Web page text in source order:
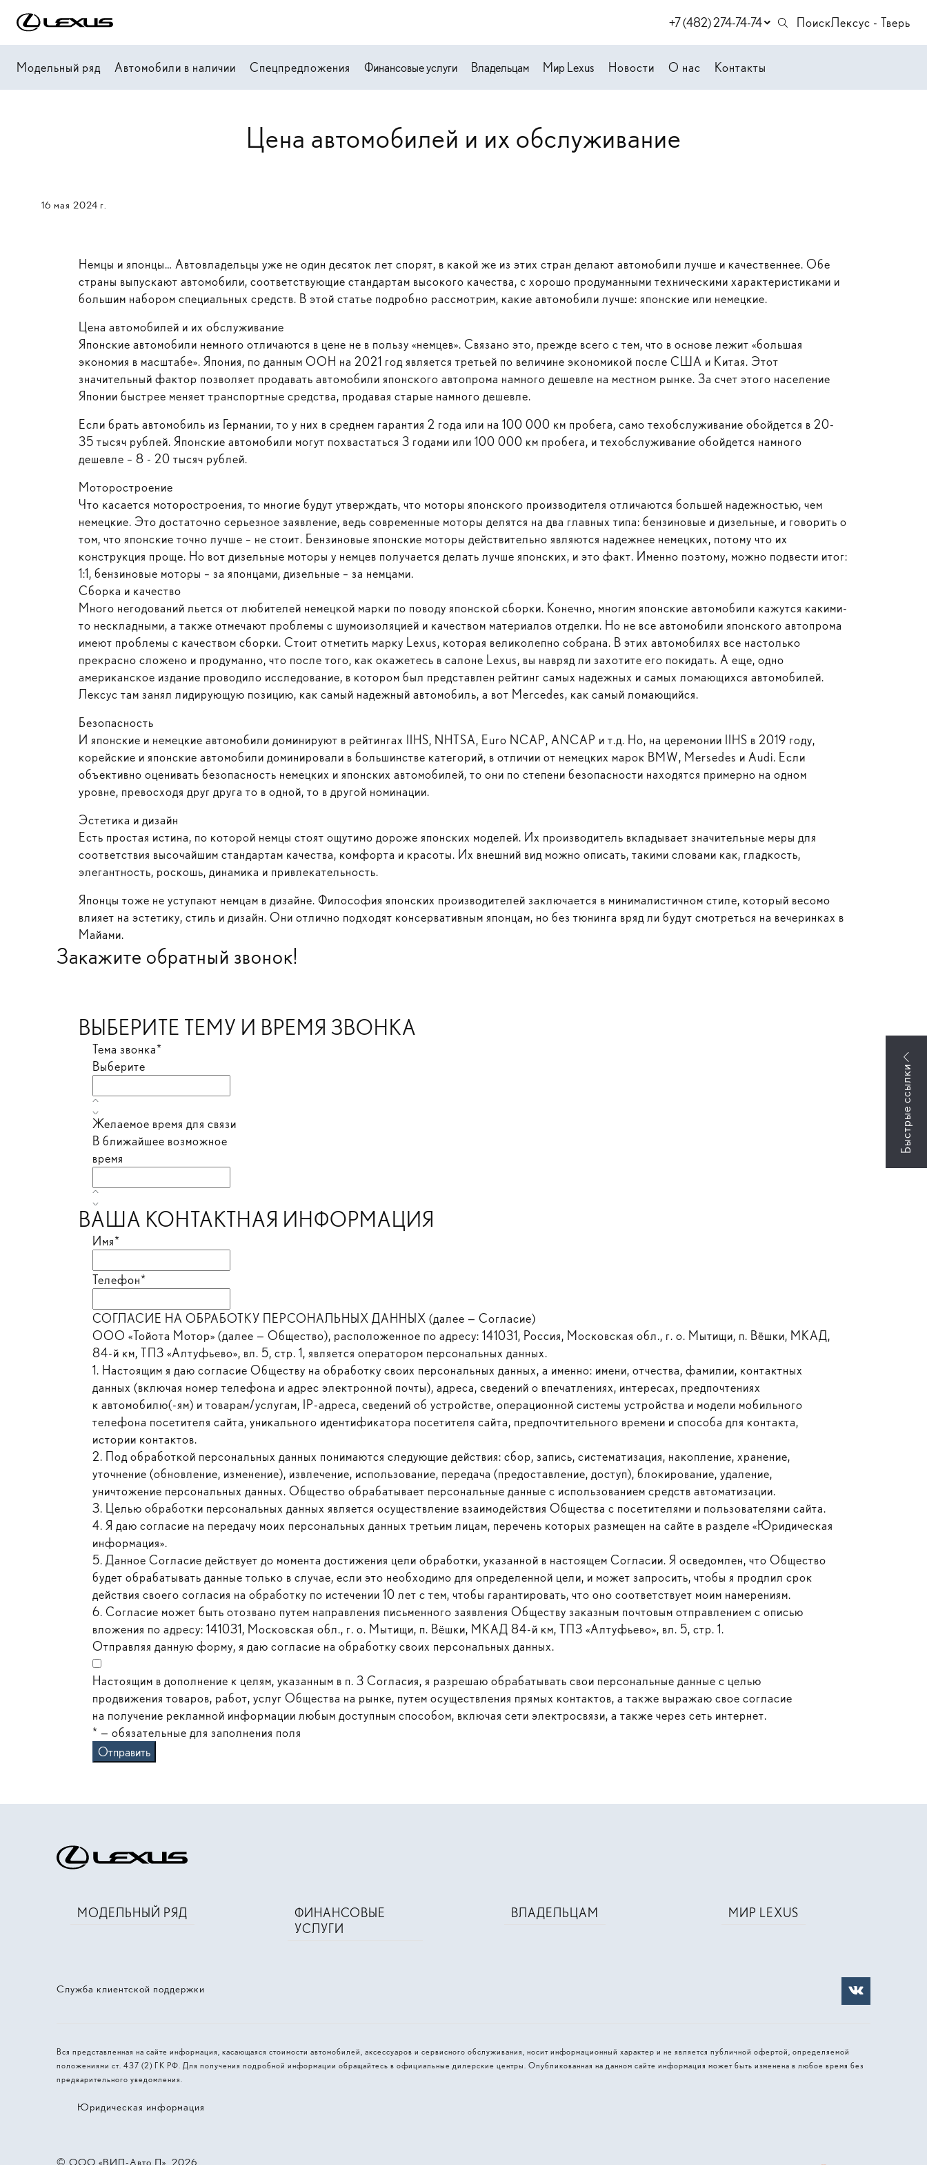
+7 (482) 274-74-74 ПоискЛексус - Тверь
Модельный ряд Автомобили в наличии Спецпредложения Финансовые услуги Владельцам Мир Lexus Новости О нас Контакты
Цена автомобилей и их обслуживание
16 мая 2024 г.
Немцы и японцы… Автовладельцы уже не один десяток лет спорят, в какой же из этих стран делают автомобили лучше и качественнее. Обе
страны выпускают автомобили, соответствующие стандартам высокого качества, с хорошо продуманными техническими характеристиками и
большим набором специальных средств. В этой статье подробно рассмотрим, какие автомобили лучше: японские или немецкие.
Цена автомобилей и их обслуживание
Японские автомобили немного отличаются в цене не в пользу «немцев». Связано это, прежде всего с тем, что в основе лежит «большая
экономия в масштабе». Япония, по данным ООН на 2021 год является третьей по величине экономикой после США и Китая. Этот
значительный фактор позволяет продавать автомобили японского автопрома намного дешевле на местном рынке. За счет этого население
Японии быстрее меняет транспортные средства, продавая старые намного дешевле.
Если брать автомобиль из Германии, то у них в среднем гарантия 2 года или на 100 000 км пробега, само техобслуживание обойдется в 20-
35 тысяч рублей. Японские автомобили могут похвастаться 3 годами или 100 000 км пробега, и техобслуживание обойдется намного
дешевле – 8 - 20 тысяч рублей.
Моторостроение
Что касается моторостроения, то многие будут утверждать, что моторы японского производителя отличаются большей надежностью, чем
немецкие. Это достаточно серьезное заявление, ведь современные моторы делятся на два главных типа: бензиновые и дизельные, и говорить о
том, что японские точно лучше – не стоит. Бензиновые японские моторы действительно являются надежнее немецких, потому что их
конструкция проще. Но вот дизельные моторы у немцев получается делать лучше японских, и это факт. Именно поэтому, можно подвести итог:
1:1, бензиновые моторы – за японцами, дизельные – за немцами.
Сборка и качество
Много негодований льется от любителей немецкой марки по поводу японской сборки. Конечно, многим японские автомобили кажутся какими-
то нескладными, а также отмечают проблемы с шумоизоляцией и качеством материалов отделки. Но не все автомобили японского автопрома
имеют проблемы с качеством сборки. Стоит отметить марку Lexus, которая великолепно собрана. В этих автомобилях все настолько
прекрасно сложено и продуманно, что после того, как окажетесь в салоне Lexus, вы навряд ли захотите его покидать. А еще, одно
американское издание проводило исследование, в котором был представлен рейтинг самых надежных и самых ломающихся автомобилей.
Лексус там занял лидирующую позицию, как самый надежный автомобиль, а вот Mercedes, как самый ломающийся.
Безопасность
И японские и немецкие автомобили доминируют в рейтингах IIHS, NHTSA, Euro NCAP, ANCAP и т.д. Но, на церемонии IIHS в 2019 году,
корейские и японские автомобили доминировали в большинстве категорий, в отличии от немецких марок BMW, Mersedes и Audi. Если
объективно оценивать безопасность немецких и японских автомобилей, то они по степени безопасности находятся примерно на одном
уровне, превосходя друг друга то в одной, то в другой номинации.
Эстетика и дизайн
Есть простая истина, по которой немцы стоят ощутимо дороже японских моделей. Их производитель вкладывает значительные меры для
соответствия высочайшим стандартам качества, комфорта и красоты. Их внешний вид можно описать, такими словами как, гладкость,
элегантность, роскошь, динамика и привлекательность.
Японцы тоже не уступают немцам в дизайне. Философия японских производителей заключается в минималистичном стиле, который весомо
влияет на эстетику, стиль и дизайн. Они отлично подходят консервативным японцам, но без тюнинга вряд ли будут смотреться на вечеринках в
Майами.
Закажите обратный звонок!
ВЫБЕРИТЕ ТЕМУ И ВРЕМЯ ЗВОНКА
Тема звонка*
Выберите
Желаемое время для связи
В ближайшее возможное
время
ВАША КОНТАКТНАЯ ИНФОРМАЦИЯ
Имя*
Телефон*
СОГЛАСИЕ НА ОБРАБОТКУ ПЕРСОНАЛЬНЫХ ДАННЫХ (далее — Согласие)
ООО «Тойота Мотор» (далее — Общество), расположенное по адресу: 141031, Россия, Московская обл., г. о. Мытищи, п. Вёшки, МКАД,
84-й км, ТПЗ «Алтуфьево», вл. 5, стр. 1, является оператором персональных данных.
1. Настоящим я даю согласие Обществу на обработку своих персональных данных, а именно: имени, отчества, фамилии, контактных
данных (включая номер телефона и адрес электронной почты), адреса, сведений о впечатлениях, интересах, предпочтениях
к автомобилю(-ям) и товарам/услугам, IP-адреса, сведений об устройстве, операционной системы устройства и модели мобильного
телефона посетителя сайта, уникального идентификатора посетителя сайта, предпочтительного времени и способа для контакта,
истории контактов.
2. Под обработкой персональных данных понимаются следующие действия: сбор, запись, систематизация, накопление, хранение,
уточнение (обновление, изменение), извлечение, использование, передача (предоставление, доступ), блокирование, удаление,
уничтожение персональных данных. Общество обрабатывает персональные данные с использованием средств автоматизации.
3. Целью обработки персональных данных является осуществление взаимодействия Общества с посетителями и пользователями сайта.
4. Я даю согласие на передачу моих персональных данных третьим лицам, перечень которых размещен на сайте в разделе «Юридическая
информация».
5. Данное Согласие действует до момента достижения цели обработки, указанной в настоящем Согласии. Я осведомлен, что Общество
будет обрабатывать данные только в случае, если это необходимо для определенной цели, и может запросить, чтобы я продлил срок
действия своего согласия на обработку по истечении 10 лет с тем, чтобы гарантировать, что оно соответствует моим намерениям.
6. Согласие может быть отозвано путем направления письменного заявления Обществу заказным почтовым отправлением с описью
вложения по адресу: 141031, Московская обл., г. о. Мытищи, п. Вёшки, МКАД 84-й км, ТПЗ «Алтуфьево», вл. 5, стр. 1.
Отправляя данную форму, я даю согласие на обработку своих персональных данных.
Настоящим в дополнение к целям, указанным в п. 3 Согласия, я разрешаю обрабатывать свои персональные данные с целью
продвижения товаров, работ, услуг Общества на рынке, путем осуществления прямых контактов, а также выражаю свое согласие
на получение рекламной информации любым доступным способом, включая сети электросвязи, а также через сеть интернет.
* — обязательные для заполнения поля
Отправить
Служба клиентской поддержки
МОДЕЛЬНЫЙ РЯД
ФИНАНСОВЫЕ
УСЛУГИ
ВЛАДЕЛЬЦАМ МИР LEXUS
Вся представленная на сайте информация, касающаяся стоимости автомобилей, аксессуаров и сервисного обслуживания, носит информационный характер и не является публичной офертой, определяемой
положениями ст. 437 (2) ГК РФ. Для получения подробной информации обращайтесь в официальные дилерские центры. Опубликованная на данном сайте информация может быть изменена в любое время без
предварительного уведомления.
© 2026, ООО «ВИП-Авто Л»
Юридическая информация